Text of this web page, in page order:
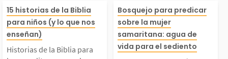
hemos preparado
serie con prédica
de todo
libros fueron
de la Biblia
leer, meditar y a
15 historias de la Biblia
para niños (y lo que nos
enseñan)
Historias de la Biblia para
El encuentro
y la mujer
Bosquejo para predicar
sobre la mujer
samaritana: agua de
vida para el sediento